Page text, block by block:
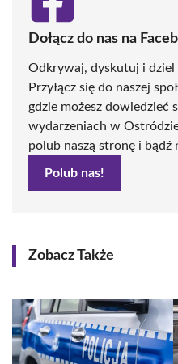
Dołącz do nas na
Odkrywaj, dyskutuj i dziel
Przyłącz się do naszej
gdzie możesz dowiedzieć
wydarzeniach w
polub naszą stronę i bądź
Polub nas!
Zobacz Także